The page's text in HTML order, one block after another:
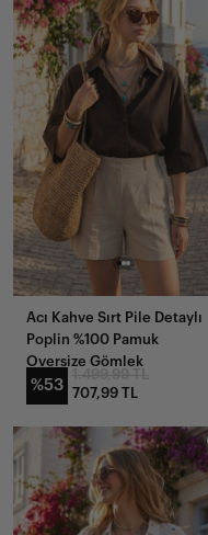
Acı Kahve Sırt Pile Detaylı
Poplin %100 Pamuk
Oversize Gömlek
%53
707,99 TL